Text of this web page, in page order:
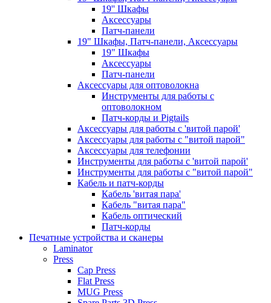
19'' Шкафы
Аксессуары
Патч-панели
19" Шкафы, Патч-панели, Аксессуары
19" Шкафы
Аксессуары
Патч-панели
Аксессуары для оптоволокна
Инструменты для работы с
оптоволокном
Патч-корды и Pigtails
Аксессуары для работы с 'витой парой'
Аксессуары для работы с "витой парой"
Аксессуары для телефонии
Инструменты для работы с 'витой парой'
Инструменты для работы с "витой парой"
Кабель и патч-корды
Кабель 'витая пара'
Кабель "витая пара"
Кабель оптический
Патч-корды
Печатные устройства и сканеры
Laminator
Press
Cap Press
Flat Press
MUG Press